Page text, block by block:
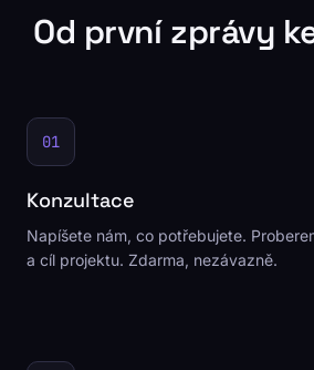
Od první zprávy
01
Konzultace
Napíšete nám, co potřebujete.
a cíl projektu. Zdarma, nezávazně.